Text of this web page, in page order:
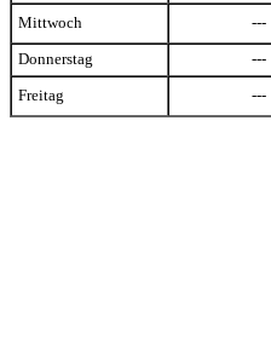
Mittwoch ---
Donnerstag ---
Freitag ---